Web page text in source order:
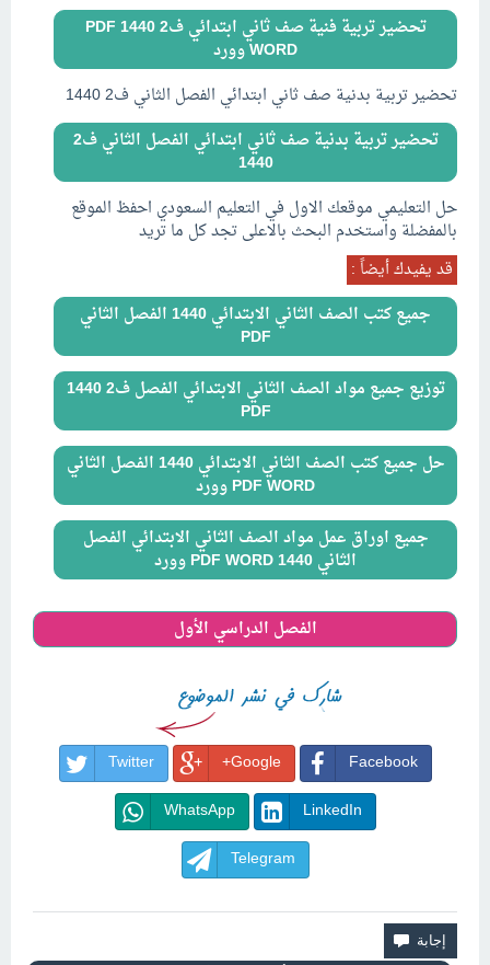
تحضير تربية فنية صف ثاني ابتدائي ف2 1440 PDF
WORD وورد
تحضير تربية بدنية صف ثاني ابتدائي الفصل الثاني ف2 1440
تحضير تربية بدنية صف ثاني ابتدائي الفصل الثاني ف2
1440
حل التعليمي موقعك الاول في التعليم السعودي احفظ الموقع
بالمفضلة واستخدم البحث بالاعلى تجد كل ما تريد
قد يفيدك أيضاً :
جميع كتب الصف الثاني الابتدائي 1440 الفصل الثاني
PDF
توزيع جميع مواد الصف الثاني الابتدائي الفصل ف2 1440
PDF
حل جميع كتب الصف الثاني الابتدائي 1440 الفصل الثاني
PDF WORD وورد
جميع اوراق عمل مواد الصف الثاني الابتدائي الفصل
الثاني 1440 PDF WORD وورد
الفصل الدراسي الأول
Facebook
Google+
Twitter
LinkedIn
WhatsApp
Telegram